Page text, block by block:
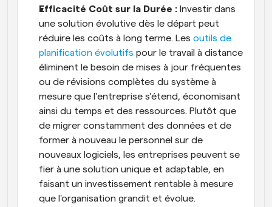
Efficacité Coût sur la Durée : Investir dans
une solution évolutive dès le départ peut
réduire les coûts à long terme. Les outils de
planification évolutifs pour le travail à distance
éliminent le besoin de mises à jour fréquentes
ou de révisions complètes du système à
mesure que l'entreprise s'étend, économisant
ainsi du temps et des ressources. Plutôt que
de migrer constamment des données et de
former à nouveau le personnel sur de
nouveaux logiciels, les entreprises peuvent se
fier à une solution unique et adaptable, en
faisant un investissement rentable à mesure
que l'organisation grandit et évolue.